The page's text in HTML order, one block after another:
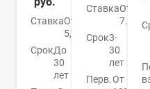
СтавкаОт
5,79%
СрокДо
30
лет
СтавкаОт
7.5%
Срок3-
30
лет
Перв.От